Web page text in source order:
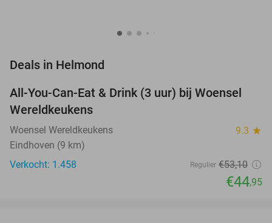
Deals in Helmond
15%
All-You-Can-Eat & Drink (3 uur) bij Woensel
Wereldkeukens
Woensel Wereldkeukens 9.3 star
Eindhoven (9 km)
Verkocht: 1.458
Regulier €53,10
€44,95